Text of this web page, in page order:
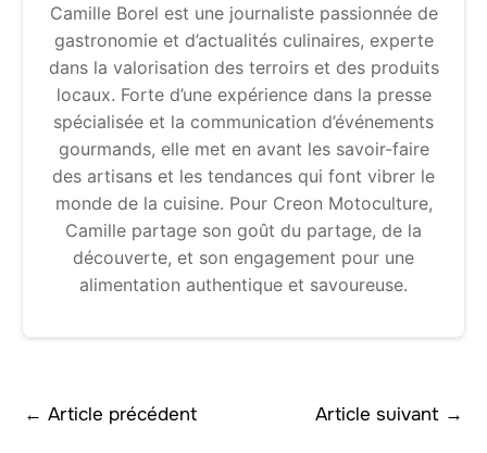
Camille Borel est une journaliste passionnée de
gastronomie et d’actualités culinaires, experte
dans la valorisation des terroirs et des produits
locaux. Forte d’une expérience dans la presse
spécialisée et la communication d’événements
gourmands, elle met en avant les savoir-faire
des artisans et les tendances qui font vibrer le
monde de la cuisine. Pour Creon Motoculture,
Camille partage son goût du partage, de la
découverte, et son engagement pour une
alimentation authentique et savoureuse.
← Article précédent Article suivant →